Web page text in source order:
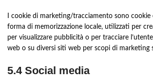
I cookie di marketing/tracciamento sono cookie
forma di memorizzazione locale, utilizzati per
per visualizzare pubblicità o per tracciare
web o su diversi siti web per scopi di marketing
5.4 Social media